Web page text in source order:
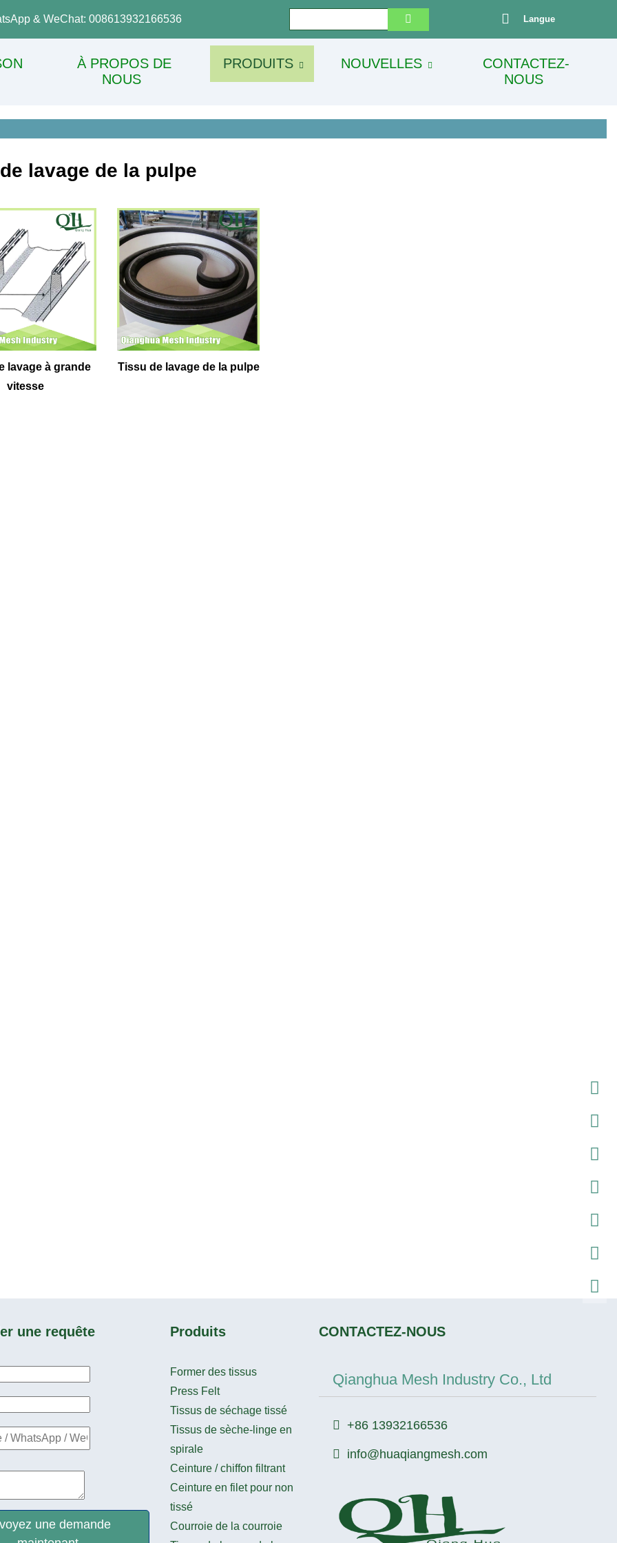
& WeChat: 008613932166536 Langue
À PROPOS DE
NOUS
PRODUITS NOUVELLES
CONTACTEZ-
NOUS
lavage de la pulpe
lavage à grande
vitesse
Tissu de lavage de la pulpe
une requête
une demande
Produits
Former des tissus
Press Felt
Tissus de séchage tissé
Tissus de sèche-linge en
spirale
Ceinture / chiffon filtrant
Ceinture en filet pour non
tissé
Courroie de la courroie
CONTACTEZ-NOUS
Qianghua Mesh Industry Co., Ltd
+86 13932166536
info@huaqiangmesh.com